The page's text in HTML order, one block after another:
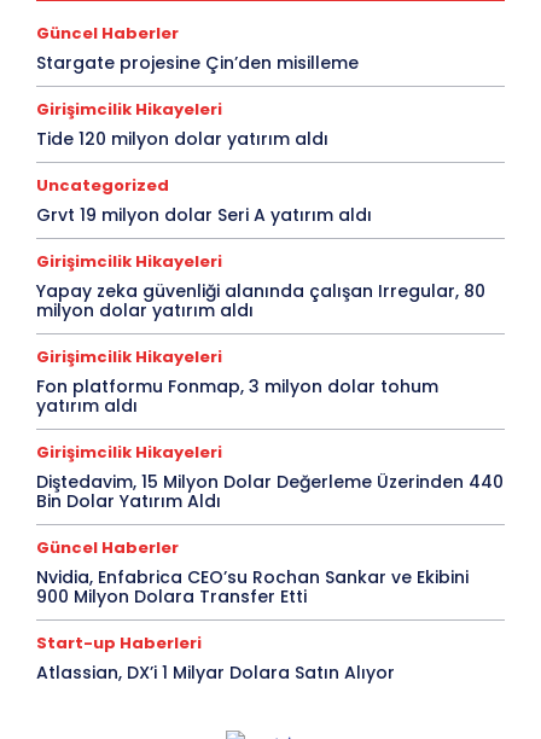
Güncel Haberler
Stargate projesine Çin’den misilleme
Girişimcilik Hikayeleri
Tide 120 milyon dolar yatırım aldı
Uncategorized
Grvt 19 milyon dolar Seri A yatırım aldı
Girişimcilik Hikayeleri
Yapay zeka güvenliği alanında çalışan Irregular, 80
milyon dolar yatırım aldı
Girişimcilik Hikayeleri
Fon platformu Fonmap, 3 milyon dolar tohum
yatırım aldı
Girişimcilik Hikayeleri
Diştedavim, 15 Milyon Dolar Değerleme Üzerinden 440
Bin Dolar Yatırım Aldı
Güncel Haberler
Nvidia, Enfabrica CEO’su Rochan Sankar ve Ekibini
900 Milyon Dolara Transfer Etti
Start-up Haberleri
Atlassian, DX’i 1 Milyar Dolara Satın Alıyor